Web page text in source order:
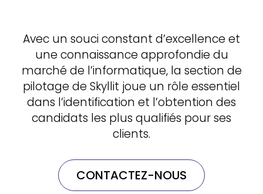
Avec un souci constant d’excellence et
une connaissance approfondie du
marché de l’informatique, la section de
pilotage de Skyllit joue un rôle essentiel
dans l’identification et l’obtention des
candidats les plus qualifiés pour ses
clients.
CONTACTEZ-NOUS